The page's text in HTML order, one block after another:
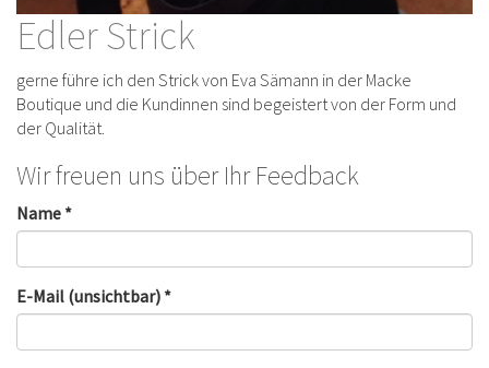
Edler Strick
gerne führe ich den Strick von Eva Sämann in der Macke
Boutique und die Kundinnen sind begeistert von der Form und
der Qualität.
Wir freuen uns über Ihr Feedback
Name *
E-Mail (unsichtbar) *